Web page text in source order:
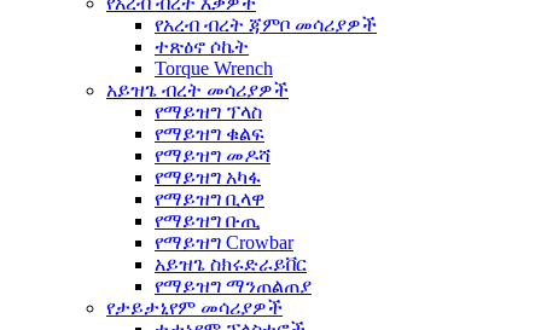
የአረብ ብረት ጃምቦ መሳሪያዎች
ተጽዕኖ ሶኬት
Torque Wrench
አይዝጌ ብረት መሳሪያዎች
የማይዝግ ፕላስ
የማይዝግ ቁልፍ
የማይዝግ መዶሻ
የማይዝግ አካፋ
የማይዝግ ቢላዋ
የማይዝግ ቡጢ
የማይዝግ Crowbar
አይዝጌ ስክሩድራይቨር
የማይዝግ ማንጠልጠያ
የታይታኒየም መሳሪያዎች